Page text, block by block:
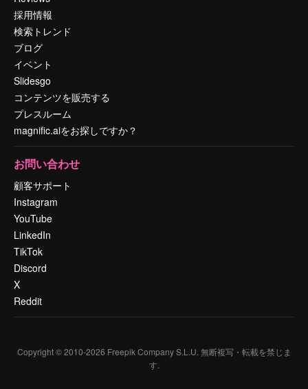
採用情報
検索トレンド
ブログ
イベント
Slidesgo
コンテンツを販売する
プレスルーム
magnific.aiをお探しですか？
お問い合わせ
顧客サポート
Instagram
YouTube
LinkedIn
TikTok
Discord
X
Reddit
Copyright © 2010-2026 Freepik Company S.L.U. 無断複写・転載を禁じま
す.